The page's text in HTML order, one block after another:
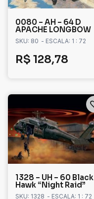
0080 – AH – 64 D
APACHE LONGBOW
SKU: 80 - ESCALA: 1 : 72
R$ 128,78
1328 – UH – 60 Black
Hawk “Night Raid”
SKU: 1328 - ESCALA: 1 : 72